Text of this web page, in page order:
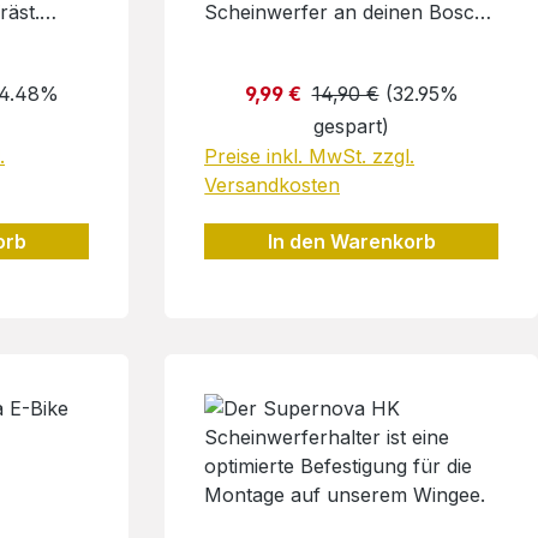
60mm,
1
Scheinwerfer an deinen Bosch-
offene KabelendenEAN:
4260224793362 Hersteller:
SUPERNOVA DESIGN
GMBHIndustriestr.. 2679194
Mail: INFO@SUPERNOVA-
Verkaufspreis:
9,99 € Regulärer Preis:
14,90 € (32.95%
gespart)
Preise inkl. MwSt. zzgl.
Versandkosten
In den Warenkorb